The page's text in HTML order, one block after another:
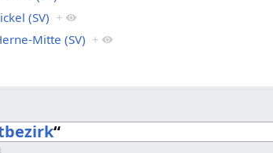
(SV) +
Mitte (SV) +
“